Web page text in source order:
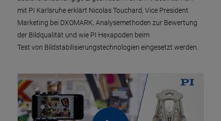
mit PI Karlsruhe erklärt Nicolas Touchard, Vice President
Marketing bei DXOMARK, Analysemethoden zur Bewertung
der Bildqualität und wie PI Hexapoden beim
Test von Bildstabilisierungstechnologien eingesetzt werden.